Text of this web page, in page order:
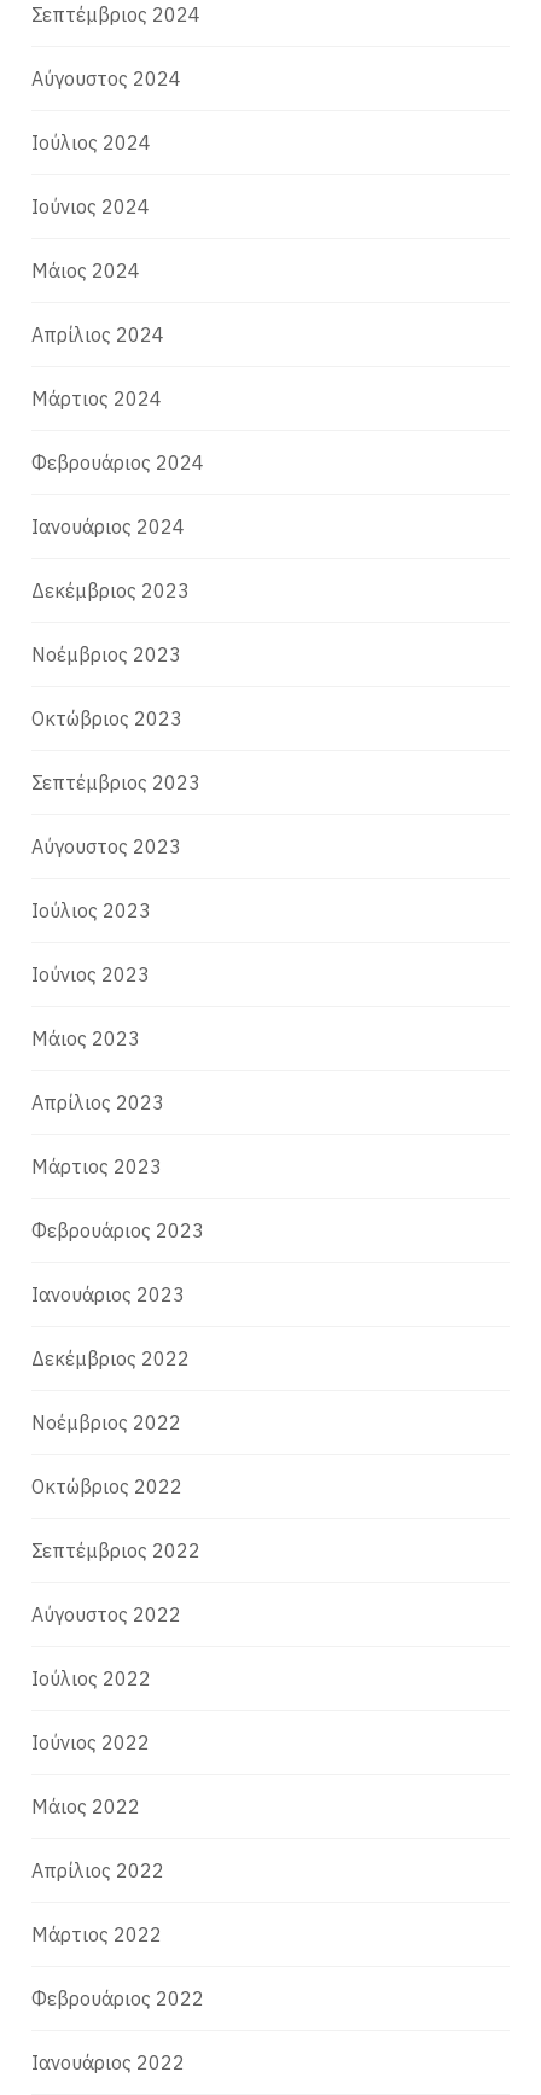
Σεπτέμβριος 2024
Αύγουστος 2024
Ιούλιος 2024
Ιούνιος 2024
Μάιος 2024
Απρίλιος 2024
Μάρτιος 2024
Φεβρουάριος 2024
Ιανουάριος 2024
Δεκέμβριος 2023
Νοέμβριος 2023
Οκτώβριος 2023
Σεπτέμβριος 2023
Αύγουστος 2023
Ιούλιος 2023
Ιούνιος 2023
Μάιος 2023
Απρίλιος 2023
Μάρτιος 2023
Φεβρουάριος 2023
Ιανουάριος 2023
Δεκέμβριος 2022
Νοέμβριος 2022
Οκτώβριος 2022
Σεπτέμβριος 2022
Αύγουστος 2022
Ιούλιος 2022
Ιούνιος 2022
Μάιος 2022
Απρίλιος 2022
Μάρτιος 2022
Φεβρουάριος 2022
Ιανουάριος 2022